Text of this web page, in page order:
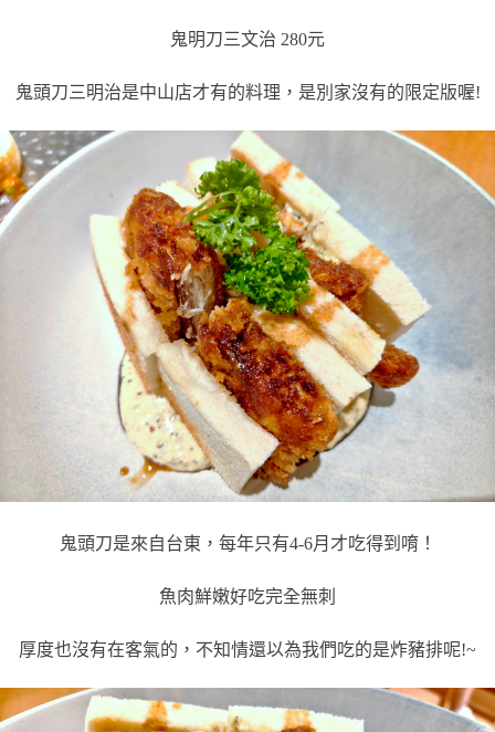
鬼明刀三文治 280元
鬼頭刀三明治是中山店才有的料理，是別家沒有的限定版喔!
鬼頭刀是來自台東，每年只有4-6月才吃得到唷！
魚肉鮮嫩好吃完全無刺
厚度也沒有在客氣的，不知情還以為我們吃的是炸豬排呢!~